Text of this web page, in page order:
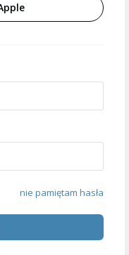
nie pamiętam hasła